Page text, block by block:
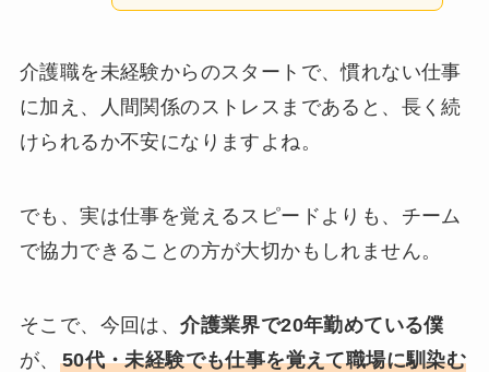
介護職を未経験からのスタートで、慣れない仕事
に加え、人間関係のストレスまであると、長く続
けられるか不安になりますよね。
でも、実は仕事を覚えるスピードよりも、チーム
で協力できることの方が大切かもしれません。
そこで、今回は、介護業界で20年勤めている僕
が、 50代・未経験でも仕事を覚えて職場に馴染む